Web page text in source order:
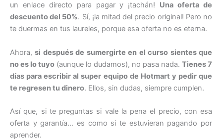
un enlace directo para pagar y ¡tachán! Una oferta de
descuento del 50%. Sí, ¡la mitad del precio original! Pero no
te duermas en tus laureles, porque esa oferta no es eterna.
Ahora,si después de sumergirte en el curso sientes que
no es lo tuyo (aunque lo dudamos), no pasa nada. Tienes 7
días para escribir al super equipo de Hotmart y pedir que
te regresen tu dinero. Ellos, sin dudas, siempre cumplen.
Así que, si te preguntas si vale la pena el precio, con esa
oferta y garantía… es como si te estuvieran pagando por
aprender.